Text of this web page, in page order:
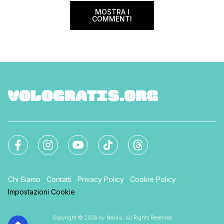
MOSTRA I
COMMENTI
Chi Siamo Contatti Privacy Policy
Cookie Policy
Impostazioni Cookie
Copyright © 2026 by Nexilia. All Rights Reserved